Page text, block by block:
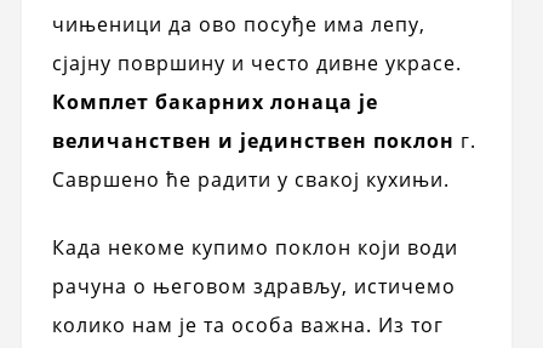
чињеници да ово посуђе има лепу,
сјајну површину и често дивне украсе.
Комплет бакарних лонаца је
величанствен и јединствен поклон г.
Савршено ће радити у свакој кухињи.
Када некоме купимо поклон који води
рачуна о његовом здрављу, истичемо
колико нам је та особа важна. Из тог